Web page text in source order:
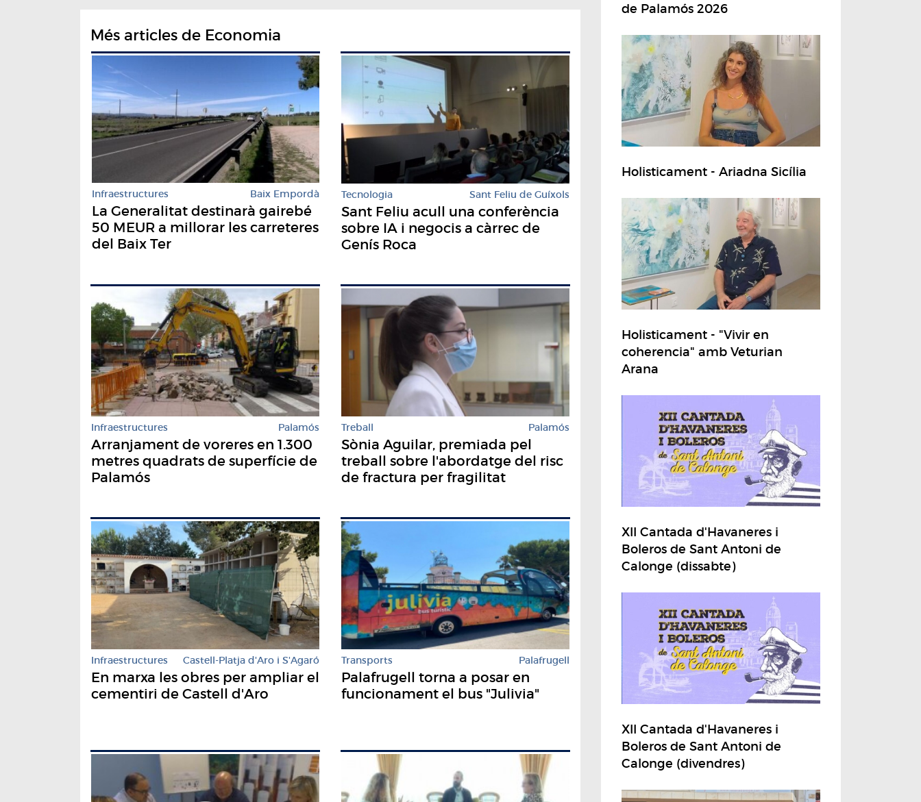
Més articles de Economia
Infraestructures Baix Empordà
La Generalitat destinarà gairebé
50 MEUR a millorar les carreteres
del Baix Ter
Tecnologia Sant Feliu de Guíxols
Sant Feliu acull una conferència
sobre IA i negocis a càrrec de
Genís Roca
Infraestructures Palamós
Arranjament de voreres en 1.300
metres quadrats de superfície de
Palamós
Treball Palamós
Sònia Aguilar, premiada pel
treball sobre l'abordatge del risc
de fractura per fragilitat
Infraestructures Castell-Platja d'Aro i S'Agaró
En marxa les obres per ampliar el
cementiri de Castell d'Aro
Transports Palafrugell
Palafrugell torna a posar en
funcionament el bus "Julivia"
de Palamós 2026
Holisticament - Ariadna Sicília
Holisticament - "Vivir en
coherencia" amb Veturian
Arana
XII Cantada d'Havaneres i
Boleros de Sant Antoni de
Calonge (dissabte)
XII Cantada d'Havaneres i
Boleros de Sant Antoni de
Calonge (divendres)